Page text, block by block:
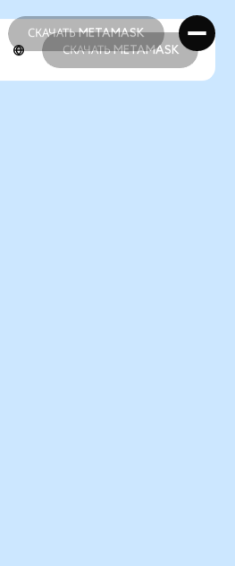
СКАЧАТЬ METAMASK
СКАЧАТЬ METAMASK
СКАЧАТЬ METAMASK